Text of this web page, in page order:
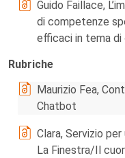
Guido Faillace,
di competenze
efficaci in tema di
Rubriche
Maurizio Fea,
Chatbot
Clara, Servizio
La Finestra/Il